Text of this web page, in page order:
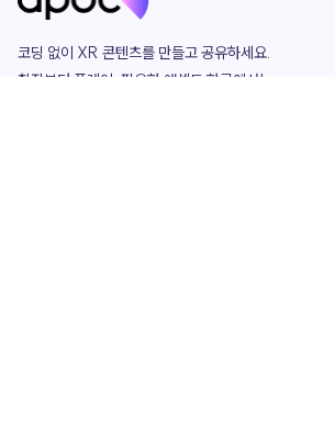
코딩 없이 XR 콘텐츠를 만들고 공유하세요.
창작부터 플레이, 필요한 애셋도 한곳에서!